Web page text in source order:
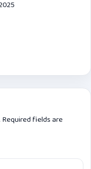
Required fields are